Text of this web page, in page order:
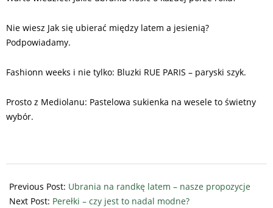
Nie wiesz Jak się ubierać między latem a jesienią?
Podpowiadamy.
Fashionn weeks i nie tylko: Bluzki RUE PARIS – paryski szyk.
Prosto z Mediolanu: Pastelowa sukienka na wesele to świetny
wybór.
07-
24
Previous Post: Ubrania na randkę latem – nasze propozycje
Next Post: Perełki – czy jest to nadal modne?